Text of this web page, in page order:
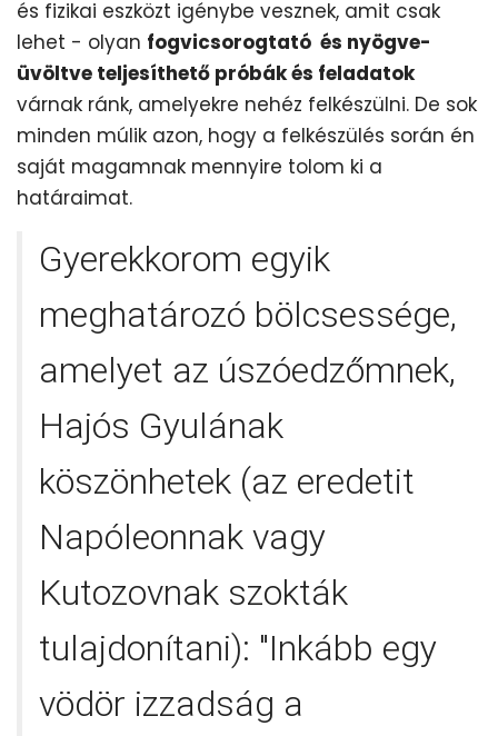
és fizikai eszközt igénybe vesznek, amit csak
lehet - olyan fogvicsorogtató és nyögve-
üvöltve teljesíthető próbák és feladatok
várnak ránk, amelyekre nehéz felkészülni. De sok
minden múlik azon, hogy a felkészülés során én
saját magamnak mennyire tolom ki a
határaimat.
Gyerekkorom egyik
meghatározó bölcsessége,
amelyet az úszóedzőmnek,
Hajós Gyulának
köszönhetek (az eredetit
Napóleonnak vagy
Kutozovnak szokták
tulajdonítani): "Inkább egy
vödör izzadság a